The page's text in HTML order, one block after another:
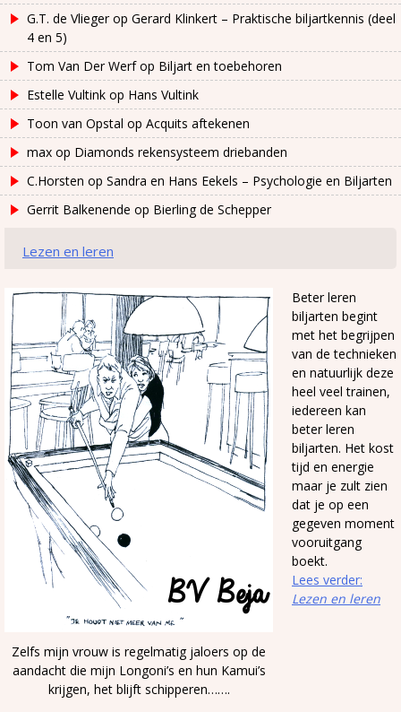
G.T. de Vliegerop Gerard Klinkert – Praktische biljartkennis (deel
4 en 5)
Tom Van Der Werfop Biljart en toebehoren
Estelle Vultink op Hans Vultink
Toon van Opstal op Acquits aftekenen
max op Diamonds rekensysteem driebanden
C.Horsten op Sandra en Hans Eekels – Psychologie en Biljarten
Gerrit Balkenende op Bierling de Schepper
Lezen en leren
Zelfs mijn vrouw is regelmatig jaloers op de
aandacht die mijn Longoni’s en hun Kamui’s
krijgen, het blijft schipperen…….
Beter leren
biljarten begint
met het begrijpen
van de technieken
en natuurlijk deze
heel veel trainen,
iedereen kan
beter leren
biljarten. Het kost
tijd en energie
maar je zult zien
dat je op een
gegeven moment
vooruitgang
boekt.
Lees verder:
Lezen en leren